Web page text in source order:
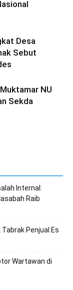
Desa
Sebut
NU
Sekda
Internal:
Raib
Penjual Es
Wartawan di